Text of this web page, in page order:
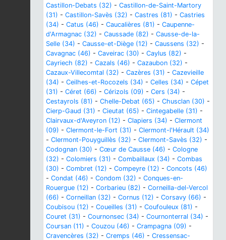
Castillon-Debats (32) - Castillon-de-Saint-Martory
(31) - Castillon-Savès (32) - Castres (81) - Castries
(34) - Catus (46) - Caucalières (81) - Caupenne-
d'Armagnac (32) - Caussade (82) - Causse-de-la-
Selle (34) - Causse-et-Diège (12) - Caussens (32) -
Cavagnac (46) - Caveirac (30) - Caylus (82) -
Cayriech (82) - Cazals (46) - Cazaubon (32) -
Cazaux-Villecomtal (32) - Cazères (31) - Cazevieille
(34) - Ceilhes-et-Rocozels (34) - Celles (34) - Cépet
(31) - Céret (66) - Cérizols (09) - Cers (34) -
Cestayrols (81) - Chelle-Debat (65) - Chusclan (30) -
Cierp-Gaud (31) - Cieutat (65) - Cintegabelle (31) -
Clairvaux-d'Aveyron (12) - Clapiers (34) - Clermont
(09) - Clermont-le-Fort (31) - Clermont-l'Hérault (34)
- Clermont-Pouyguillès (32) - Clermont-Savès (32) -
Codognan (30) - Cœur de Causse (46) - Cologne
(32) - Colomiers (31) - Combaillaux (34) - Combas
(30) - Combret (12) - Compeyre (12) - Concots (46)
- Condat (46) - Condom (32) - Conques-en-
Rouergue (12) - Corbarieu (82) - Corneilla-del-Vercol
(66) - Corneillan (32) - Cornus (12) - Corsavy (66) -
Coubisou (12) - Coueilles (31) - Coufouleux (81) -
Couret (31) - Cournonsec (34) - Cournonterral (34) -
Coursan (11) - Couzou (46) - Crampagna (09) -
Cravencères (32) - Cremps (46) - Cressensac-